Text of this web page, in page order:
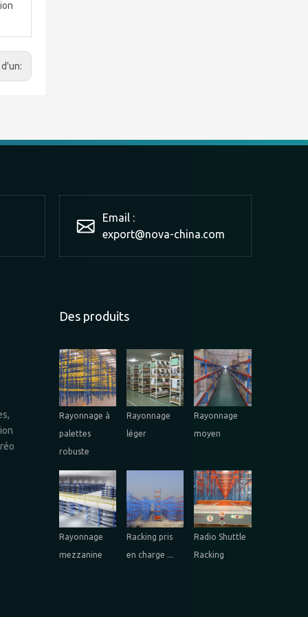
Email :
export@nova-china.com
Des produits
Rayonnage à
palettes
robuste
Rayonnage
léger
Rayonnage
moyen
Rayonnage
mezzanine
Racking pris
en charge ...
Radio Shuttle
Racking